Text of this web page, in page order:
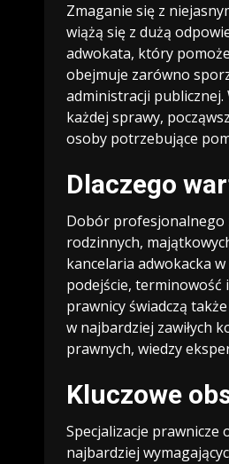
Zmaganie się z
wiążą się z dużą
adwokata, który
obejmuje zarówno
administracji
każdej sprawy,
osoby potrzebujące
Dlaczego
Dobór profesjonalnego
rodzinnych,
kancelaria adwokacka
podejście, terminowość
prawnicy świadczą
w najbardziej zawiłych
prawnych, wiedzy
Kluczowe
Specjalizacje
najbardziej